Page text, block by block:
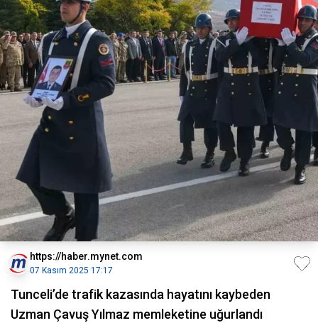
https://haber.mynet.com
07 Kasım 2025 17:17
Tunceli’de trafik kazasında hayatını kaybeden
Uzman Çavuş Yılmaz memleketine uğurlandı